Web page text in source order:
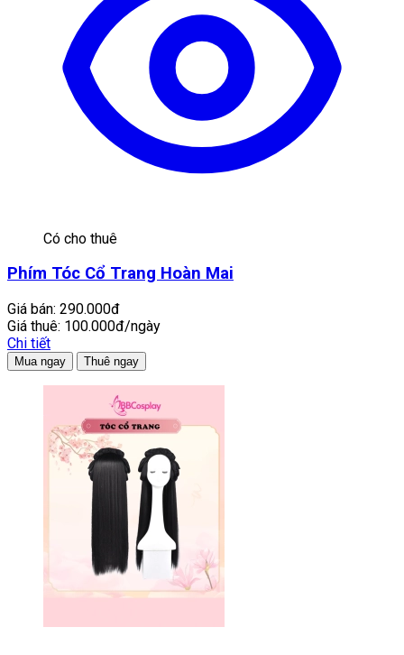
Có cho thuê
Phím Tóc Cổ Trang Hoàn Mai
Giá bán: 290.000đ
Giá thuê: 100.000đ/ngày
Chi tiết
Mua ngay Thuê ngay